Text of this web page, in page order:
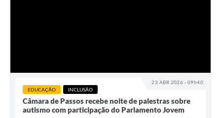
23 ABR 2026 - 09h40
EDUCAÇÃO INCLUSÃO
Câmara de Passos recebe noite de palestras sobre
autismo com participação do Parlamento Jovem